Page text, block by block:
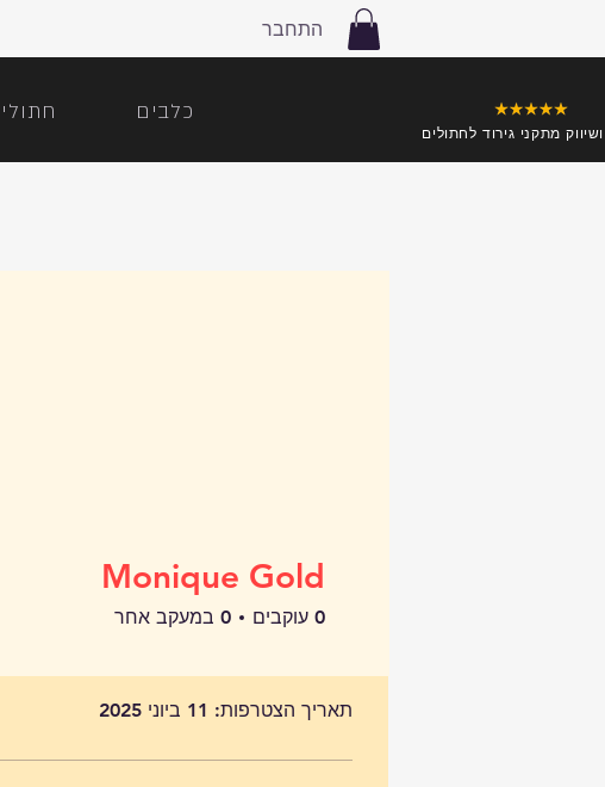
התחבר
כלבים
מתקני גירוד לחתולים
תאריך הצטרפות: 11 ביוני 2025
Monique Gold
0 עוקבים 0 במעקב אחר